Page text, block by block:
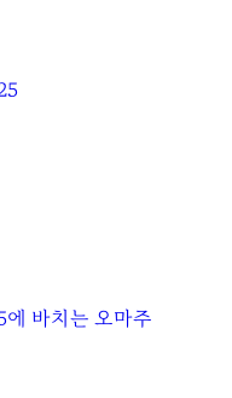
바치는 오마주